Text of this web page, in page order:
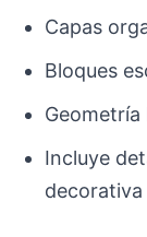
Capas
Bloques
Incluye
decorativa